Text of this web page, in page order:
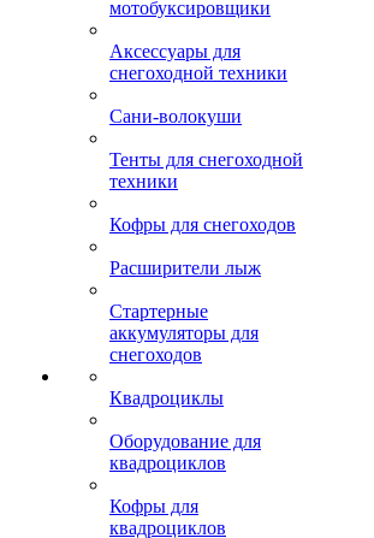
мотобуксировщики
Аксессуары для
снегоходной техники
Сани-волокуши
Тенты для снегоходной
техники
Кофры для снегоходов
Расширители лыж
Стартерные
аккумуляторы для
снегоходов
Квадроциклы
Оборудование для
квадроциклов
Кофры для
квадроциклов